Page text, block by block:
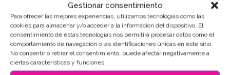
Gestionar consentimiento
Para ofrecer las mejores experiencias, utilizamos tecnologías como las
cookies para almacenar y/o acceder a la información del dispositivo. El
consentimiento de estas tecnologías nos permitirá procesar datos como el
comportamiento de navegación o las identificaciones únicas en este sitio.
No consentir o retirar el consentimiento, puede afectar negativamente a
ciertas características y funciones.
AÑADIR AL CARRITO
SKU: 6161